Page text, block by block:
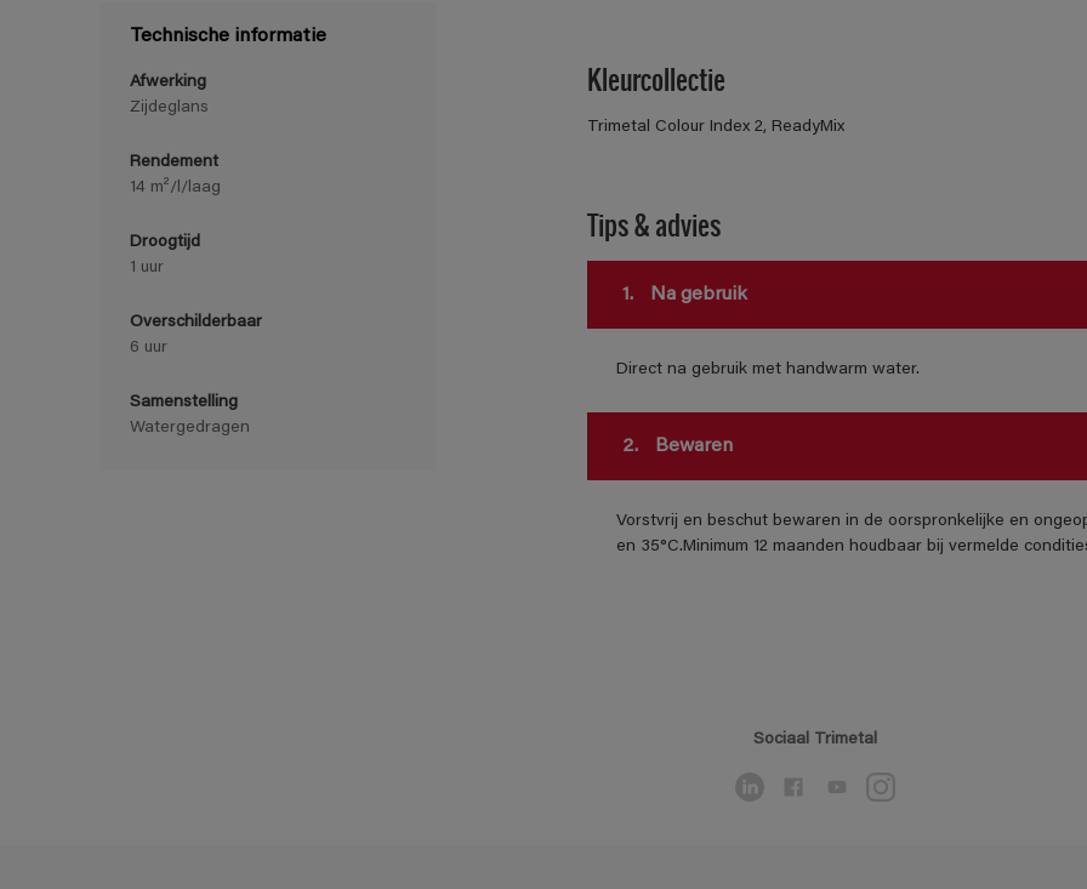
Technische informatie
Afwerking
Zijdeglans
Rendement
14 m²/l/laag
Droogtijd
1 uur
Overschilderbaar
6 uur
Samenstelling
Watergedragen
Kleurcollectie
Trimetal Colour Index 2, ReadyMix
Tips & advies
1. Na gebruik
Direct na gebruik met handwarm water.
2. Bewaren
Vorstvrij en beschut bewaren in de oorspronkelijke en
en 35°C.Minimum 12 maanden houdbaar bij vermelde
Sociaal Trimetal